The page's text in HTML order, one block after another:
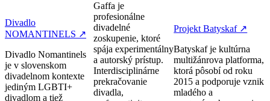
Divadlo
NOMANTINELS ↗
Divadlo Nomantinels
je v slovenskom
divadelnom kontexte
jediným LGBTI+
divadlom a tiež
Gaffa je
profesionálne
divadelné
zoskupenie, ktoré
spája experimentálny
a autorský prístup.
Interdisciplinárne
prekračovanie
divadla,
Projekt Batyskaf ↗
Batyskaf je kultúrna
multižánrova platforma,
ktorá pôsobí od roku
2015 a podporuje vznik
mladého a